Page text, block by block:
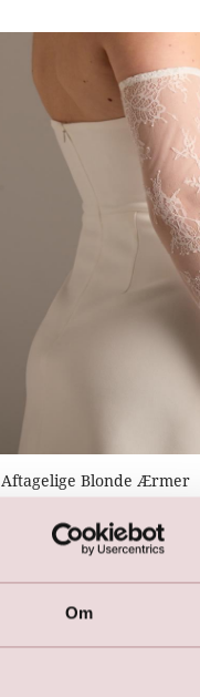
Om
Aftagelige Blonde Ærmer